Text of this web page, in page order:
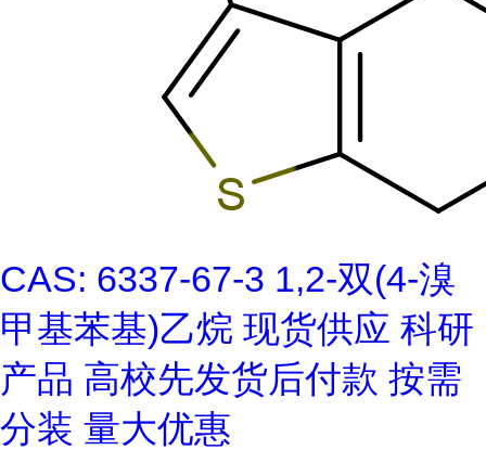
CAS: 6337-67-3 1,2-双(4-溴
甲基苯基)乙烷 现货供应 科研
产品 高校先发货后付款 按需
分装 量大优惠